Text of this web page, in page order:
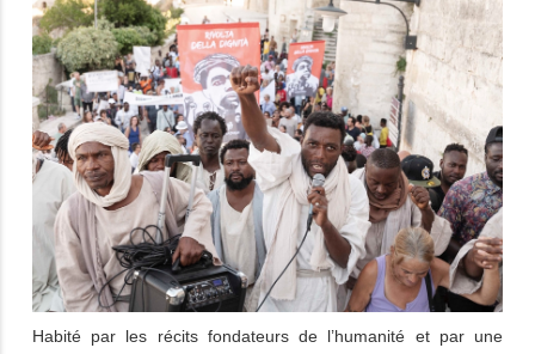
Habité par les récits fondateurs de l’humanité et par une